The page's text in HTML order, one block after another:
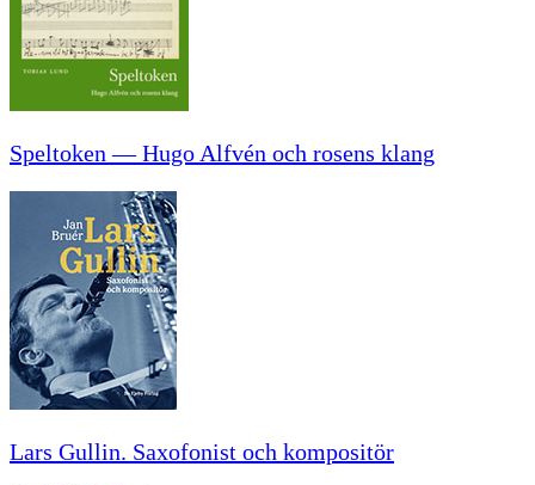
Speltoken — Hugo Alfvén och rosens klang
Lars Gullin. Saxofonist och kompositör